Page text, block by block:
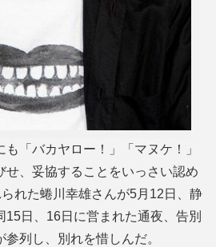
「バカヤロー！」「マヌケ！」
せ、妥協することをいっさい認め
れた蜷川幸雄さんが5月12日、静
日、16日に営まれた通夜、告別
列し、別れを惜しんだ。